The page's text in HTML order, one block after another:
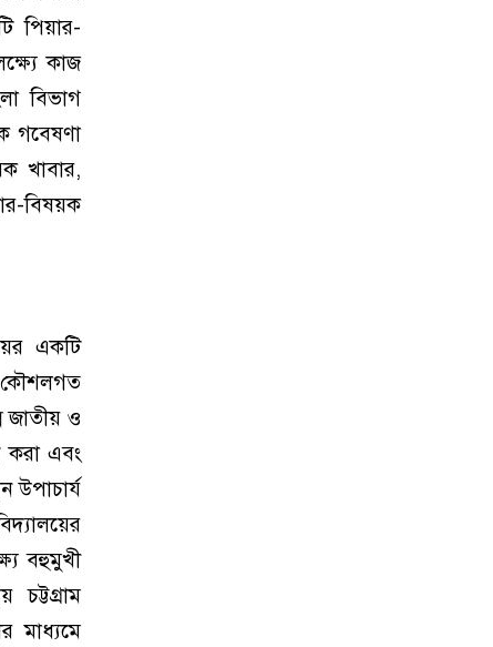
পিয়ার-
কাজ
বিভাগ
গবেষণা
খাবার,
বিষয়ক
একটি
কৌশলগত
জাতীয় ও
করা এবং
উপাচার্য
বহুমুখী
মাধ্যমে